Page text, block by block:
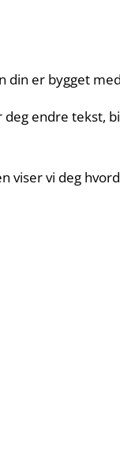
din er bygget
deg endre tekst,
viser vi deg